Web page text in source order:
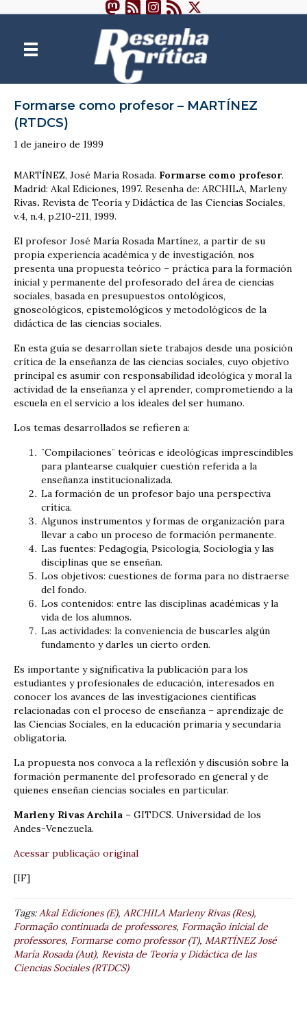
Formarse como profesor – MARTÍNEZ
(RTDCS)
1 de janeiro de 1999
MARTÍNEZ, José María Rosada. Formarse como profesor.
Madrid: Akal Ediciones, 1997. Resenha de: ARCHILA, Marleny
Rivas. Revista de Teoría y Didáctica de las Ciencias Sociales,
v.4, n.4, p.210-211, 1999.
El profesor José María Rosada Martínez, a partir de su
propia experiencia académica y de investigación, nos
presenta una propuesta teórico – práctica para la formación
inicial y permanente del profesorado del área de ciencias
sociales, basada en presupuestos ontológicos,
gnoseológicos, epistemológicos y metodológicos de la
didáctica de las ciencias sociales.
En esta guía se desarrollan siete trabajos desde una posición
crítica de la enseñanza de las ciencias sociales, cuyo objetivo
principal es asumir con responsabilidad ideológica y moral la
actividad de la enseñanza y el aprender, comprometiendo a la
escuela en el servicio a los ideales del ser humano.
Los temas desarrollados se refieren a:
¨Compilaciones¨ teóricas e ideológicas imprescindibles
para plantearse cualquier cuestión referida a la
enseñanza institucionalizada.
La formación de un profesor bajo una perspectiva
crítica.
Algunos instrumentos y formas de organización para
llevar a cabo un proceso de formación permanente.
Las fuentes: Pedagogía, Psicología, Sociología y las
disciplinas que se enseñan.
Los objetivos: cuestiones de forma para no distraerse
del fondo.
Los contenidos: entre las disciplinas académicas y la
vida de los alumnos.
Las actividades: la conveniencia de buscarles algún
fundamento y darles un cierto orden.
Es importante y significativa la publicación para los
estudiantes y profesionales de educación, interesados en
conocer los avances de las investigaciones científicas
relacionadas con el proceso de enseñanza – aprendizaje de
las Ciencias Sociales, en la educación primaria y secundaria
obligatoria.
La propuesta nos convoca a la reflexión y discusión sobre la
formación permanente del profesorado en general y de
quienes enseñan ciencias sociales en particular.
Marleny Rivas Archila – GITDCS. Universidad de los
Andes-Venezuela.
Acessar publicação original
[IF]
Tags:Akal Ediciones (E), ARCHILA Marleny Rivas (Res),
Formação continuada de professores, Formação inicial de
professores, Formarse como professor (T), MARTÍNEZ José
María Rosada (Aut), Revista de Teoría y Didáctica de las
Ciencias Sociales (RTDCS)